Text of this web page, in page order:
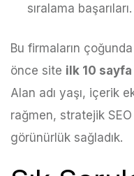
sıralama başarıları.
Bu firmaların
önce site ilk 10
Alan adı yaşı, içerik
rağmen, stratejik
görünürlük sağladık.